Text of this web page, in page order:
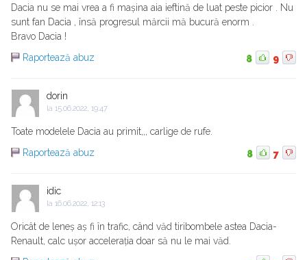
Dacia nu se mai vrea a fi mașina aia ieftină de luat peste picior . Nu
sunt fan Dacia , însă progresul mărcii mă bucură enorm .
Bravo Dacia !
Raportează abuz
8 9
dorin
la 15.06.2022, 19:47
Toate modelele Dacia au primit,,, carlige de rufe.
Raportează abuz
8 7
idic
la 16.06.2022, 12:13
Oricât de leneș aș fi în trafic, când văd tiribombele astea Dacia-
Renault, calc ușor accelerația doar să nu le mai văd.